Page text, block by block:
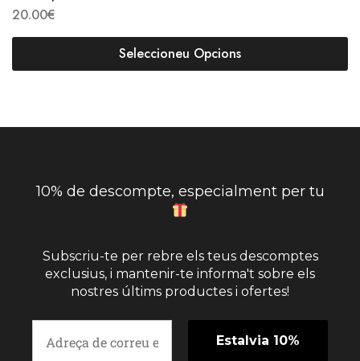
20.00€
Seleccioneu Opcions
10% de descompte, especialment per tu
Subscriu-te per rebre els teus descomptes
exclusius, i mantenir-te informa't sobre els
nostres últims productes i ofertes!